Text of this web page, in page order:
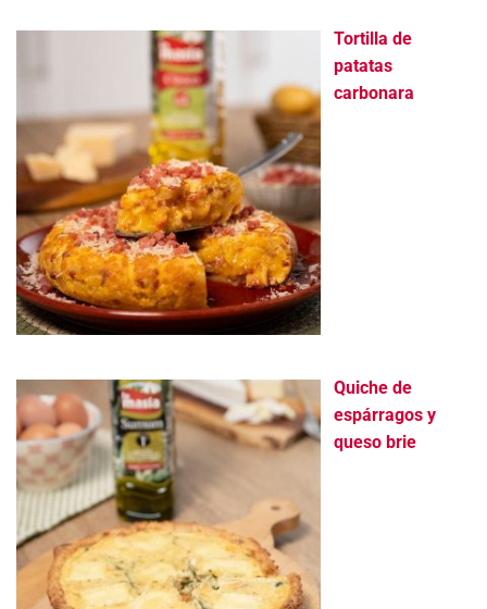
Tortilla de
patatas
carbonara
Quiche de
espárragos y
queso brie